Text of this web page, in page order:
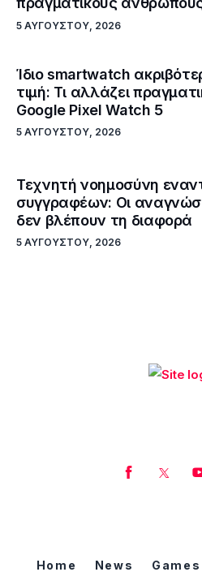
5 ΑΥΓΟΎΣΤΟΥ, 2026
Ίδιο smartwatch
τιμή: Τι αλλάζει
Google Pixel Watch 5
5 ΑΥΓΟΎΣΤΟΥ, 2026
Τεχνητή νοημοσύνη
συγγραφέων: Οι
δεν βλέπουν τη διαφορά
5 ΑΥΓΟΎΣΤΟΥ, 2026
Home News Games